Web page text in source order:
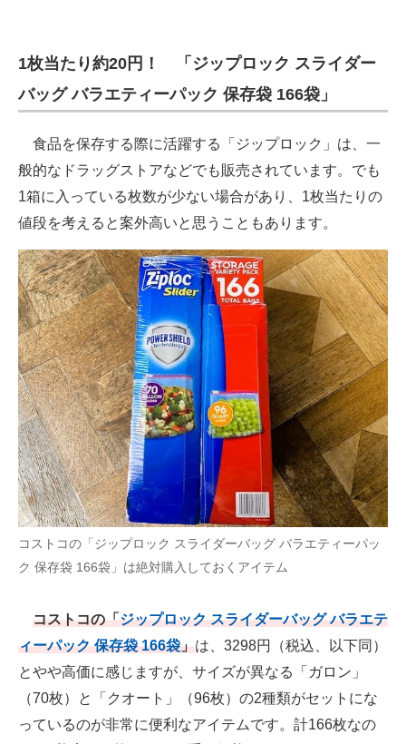
1枚当たり約20円！ 「ジップロック スライダー
バッグ バラエティーパック 保存袋 166袋」
食品を保存する際に活躍する「ジップロック」は、一
般的なドラッグストアなどでも販売されています。でも
1箱に入っている枚数が少ない場合があり、1枚当たりの
値段を考えると案外高いと思うこともあります。
コストコの「ジップロック スライダーバッグ バラエティーパッ
ク 保存袋 166袋」は絶対購入しておくアイテム
コストコの「ジップロック スライダーバッグ バラエテ
ィーパック 保存袋 166袋」は、3298円（税込、以下同）
とやや高価に感じますが、サイズが異なる「ガロン」
（70枚）と「クオート」（96枚）の2種類がセットにな
っているのが非常に便利なアイテムです。計166枚なの